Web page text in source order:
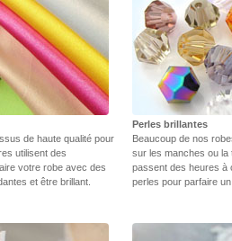
de haute qualité pour
utilisent des
votre robe avec des
et être brillant.
Perles brillantes
Beaucoup de nos
sur les manches ou la
passent des heures à
perles pour parfaire